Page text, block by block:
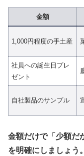
金額
1,000円程度の手土産
社員への誕生日プレ
ゼント
自社製品のサンプル
金額だけで「少額だ
を明確にしましょう。